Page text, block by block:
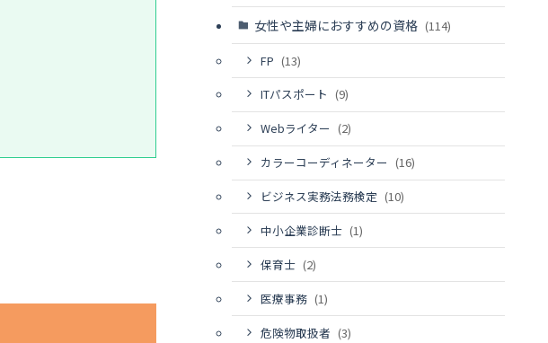
女性や主婦におすすめの資格 (114)
FP (13)
ITパスポート (9)
Webライター (2)
カラーコーディネーター (16)
ビジネス実務法務検定 (10)
中小企業診断士 (1)
保育士 (2)
医療事務 (1)
危険物取扱者 (3)